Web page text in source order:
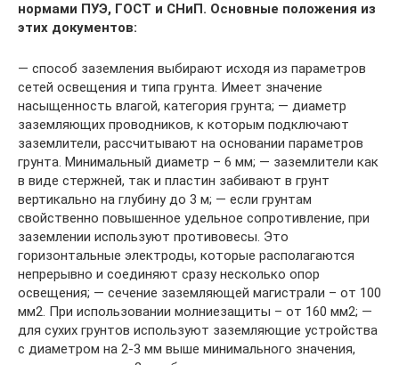
нормами ПУЭ, ГОСТ и СНиП. Основные положения из
этих документов:
— способ заземления выбирают исходя из параметров
сетей освещения и типа грунта. Имеет значение
насыщенность влагой, категория грунта; — диаметр
заземляющих проводников, к которым подключают
заземлители, рассчитывают на основании параметров
грунта. Минимальный диаметр – 6 мм; — заземлители как
в виде стержней, так и пластин забивают в грунт
вертикально на глубину до 3 м; — если грунтам
свойственно повышенное удельное сопротивление, при
заземлении используют противовесы. Это
горизонтальные электроды, которые располагаются
непрерывно и соединяют сразу несколько опор
освещения; — сечение заземляющей магистрали – от 100
мм2. При использовании молниезащиты – от 160 мм2; —
для сухих грунтов используют заземляющие устройства
с диаметром на 2-3 мм выше минимального значения,